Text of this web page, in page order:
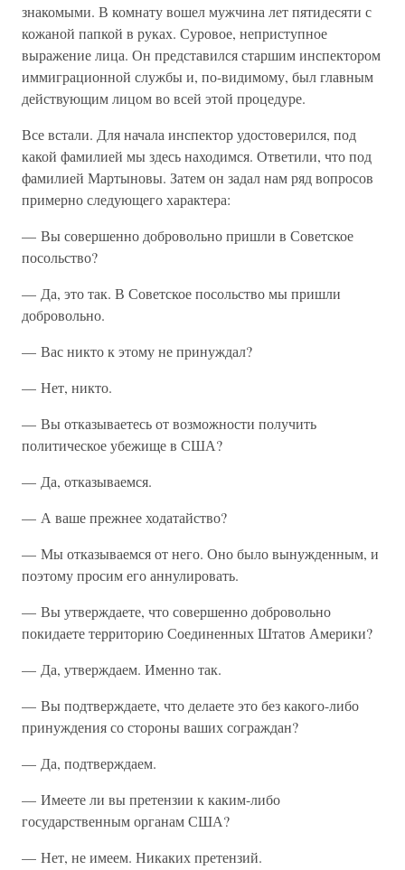
знакомыми. В комнату вошел мужчина лет пятидесяти с
кожаной папкой в руках. Суровое, неприступное
выражение лица. Он представился старшим инспектором
иммиграционной службы и, по-видимому, был главным
действующим лицом во всей этой процедуре.
Все встали. Для начала инспектор удостоверился, под
какой фамилией мы здесь находимся. Ответили, что под
фамилией Мартыновы. Затем он задал нам ряд вопросов
примерно следующего характера:
— Вы совершенно добровольно пришли в Советское
посольство?
— Да, это так. В Советское посольство мы пришли
добровольно.
— Вас никто к этому не принуждал?
— Нет, никто.
— Вы отказываетесь от возможности получить
политическое убежище в США?
— Да, отказываемся.
— А ваше прежнее ходатайство?
— Мы отказываемся от него. Оно было вынужденным, и
поэтому просим его аннулировать.
— Вы утверждаете, что совершенно добровольно
покидаете территорию Соединенных Штатов Америки?
— Да, утверждаем. Именно так.
— Вы подтверждаете, что делаете это без какого-либо
принуждения со стороны ваших сограждан?
— Да, подтверждаем.
— Имеете ли вы претензии к каким-либо
государственным органам США?
— Нет, не имеем. Никаких претензий.